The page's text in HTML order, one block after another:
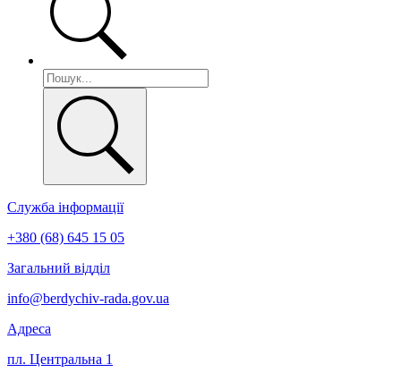
Служба інформації
+380 (68) 645 15 05
Загальний відділ
info@berdychiv-rada.gov.ua
Адреса
пл. Центральна 1